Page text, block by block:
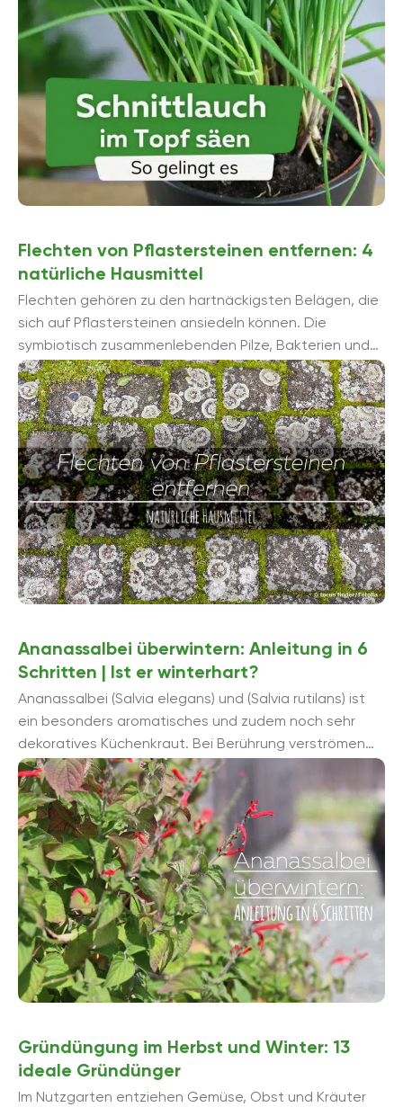
Flechten von Pflastersteinen entfernen: 4
natürliche Hausmittel
Flechten gehören zu den hartnäckigsten Belägen, die
sich auf Pflastersteinen ansiedeln können. Die
symbiotisch zusammenlebenden Pilze, Bakterien und
Algen lassen sich nur mit großem Aufwand ...
Ananassalbei überwintern: Anleitung in 6
Schritten | Ist er winterhart?
Ananassalbei (Salvia elegans) und (Salvia rutilans) ist
ein besonders aromatisches und zudem noch sehr
dekoratives Küchenkraut. Bei Berührung verströmen
seine Blätter einen zarten, fruchtigen Duft. Seine ...
Gründüngung im Herbst und Winter: 13
ideale Gründünger
Im Nutzgarten entziehen Gemüse, Obst und Kräuter